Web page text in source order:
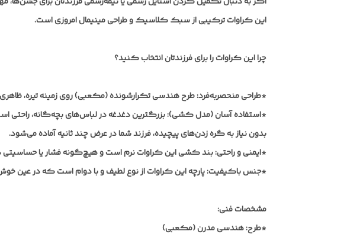
این کراوات ترکیبی از سبک کلاسیک و طراحی مینیمال امروزی است.
چرا این کراوات را برای فرزندتان انتخاب کنید؟
*طراحی منحصربه‌فرد:طرح هندسی تکرارشونده (مکعبی) روی زمینه تیره،
*استفاده آسان (مدل کشی):بزرگترین دغدغه در لباس‌های بچه‌گانه،
بدون نیاز به گره زدن‌های پیچیده، فرزند شما در عرض چند ثانیه آماده می‌شود.
*ایمنی و راحتی:بند کشی این کراوات نرم است و هیچ‌گونه فشار یا
*جنس باکیفیت:پارچه این کراوات از نوع لطیف و با دوام است که در
مشخصات فنی:
*طرح:هندسی مدرن (مکعبی)